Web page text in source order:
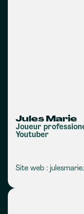
Jules Marie
Joueur
Youtuber
Site web :